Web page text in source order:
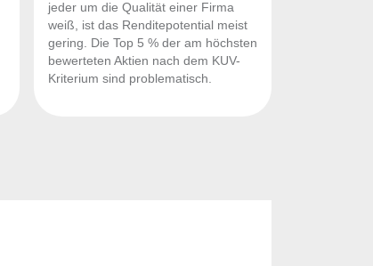
jeder um die Qualität einer Firma
weiß, ist das Renditepotential meist
gering. Die Top 5 % der am höchsten
bewerteten Aktien nach dem KUV-
Kriterium sind problematisch.